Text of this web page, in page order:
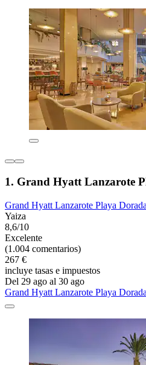
1. Grand Hyatt Lanzarote
Grand Hyatt Lanzarote Playa
Yaiza
8,6/10
Excelente
(1.004 comentarios)
267 €
incluye tasas e impuestos
Del 29 ago al 30 ago
Grand Hyatt Lanzarote Playa